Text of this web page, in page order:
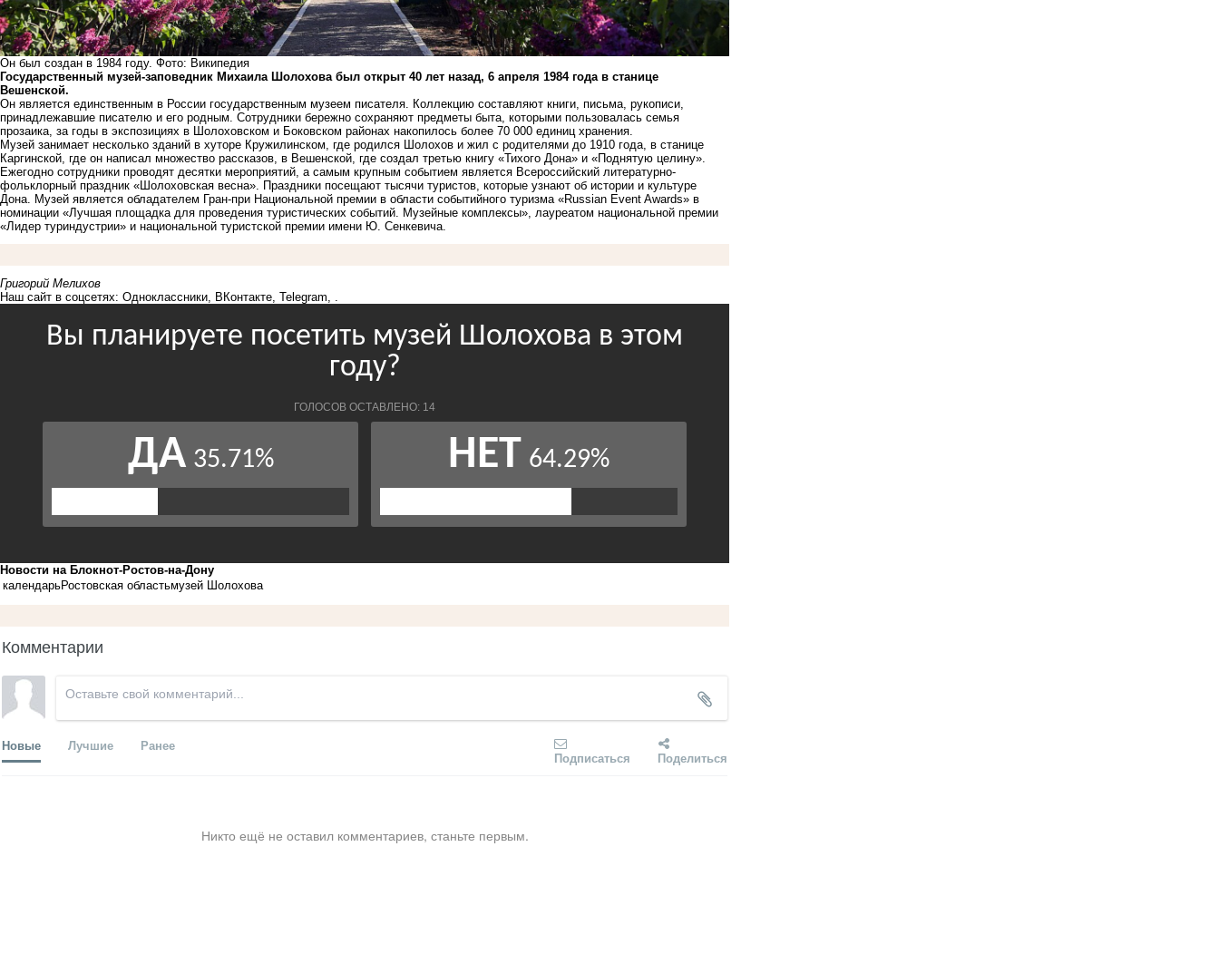
Он был создан в 1984 году. Фото: Википедия
Государственный музей-заповедник Михаила Шолохова был открыт 40 лет назад, 6 апреля 1984 года в станице
Вешенской.
Он является единственным в России государственным музеем писателя. Коллекцию составляют книги, письма, рукописи,
принадлежавшие писателю и его родным. Сотрудники бережно сохраняют предметы быта, которыми пользовалась семья
прозаика, за годы в экспозициях в Шолоховском и Боковском районах накопилось более 70 000 единиц хранения.
Музей занимает несколько зданий в хуторе Кружилинском, где родился Шолохов и жил с родителями до 1910 года, в станице
Каргинской, где он написал множество рассказов, в Вешенской, где создал третью книгу «Тихого Дона» и «Поднятую целину».
Ежегодно сотрудники проводят десятки мероприятий, а самым крупным событием является Всероссийский литературно-
фольклорный праздник «Шолоховская весна». Праздники посещают тысячи туристов, которые узнают об истории и культуре
Дона. Музей является обладателем Гран-при Национальной премии в области событийного туризма «Russian Event Awards» в
номинации «Лучшая площадка для проведения туристических событий. Музейные комплексы», лауреатом национальной премии
«Лидер туриндустрии» и национальной туристской премии имени Ю. Сенкевича.
Григорий Мелихов
Наш сайт в соцсетях: Одноклассники ВКонтакте Telegram
Новости на Блoкнoт-Ростов-на-Дону
календарьРостовская областьмузей Шолохова
Комментарии
Новые Лучшие Ранее
Подписаться Поделиться
Никто ещё не оставил комментариев, станьте первым.